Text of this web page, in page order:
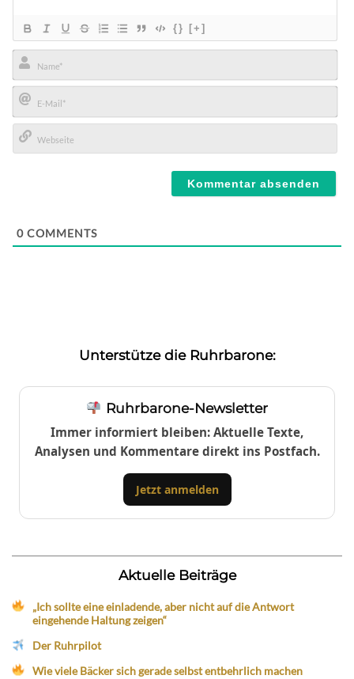
{} [+]
Name*
E-
Mail*
0 COMMENTS
Unterstütze die Ruhrbarone:
Ruhrbarone-Newsletter
Immer informiert bleiben: Aktuelle Texte,
Analysen und Kommentare direkt ins Postfach.
Jetzt anmelden
Aktuelle Beiträge
„Ich sollte eine einladende, aber nicht auf die Antwort
eingehende Haltung zeigen“
Der Ruhrpilot
Wie viele Bäcker sich gerade selbst entbehrlich machen